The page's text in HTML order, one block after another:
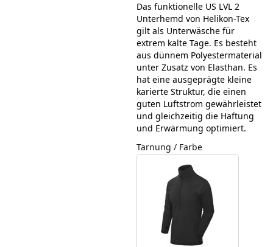
Das funktionelle US LVL 2
Unterhemd von Helikon-Tex
gilt als Unterwäsche für
extrem kalte Tage. Es besteht
aus dünnem Polyestermaterial
unter Zusatz von Elasthan. Es
hat eine ausgeprägte kleine
karierte Struktur, die einen
guten Luftstrom gewährleistet
und gleichzeitig die Haftung
und Erwärmung optimiert.
Tarnung / Farbe